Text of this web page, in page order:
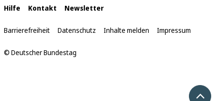
Interne
Links
Hilfe Kontakt Newsletter
Barrierefreiheit Datenschutz Inhalte melden Impressum
© Deutscher Bundestag